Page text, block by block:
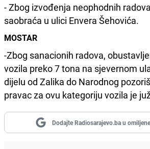
- Zbog izvođenja neophodnih
saobraća u ulici Envera Šehovića.
MOSTAR
-Zbog sanacionih radova,
vozila preko 7 tona na sjevernom
dijelu od Zalika do Narodnog
pravac za ovu kategoriju vozila je
Dodajte Radiosarajevo.ba u